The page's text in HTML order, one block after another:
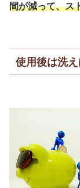
間が減って、ス
使用後は洗